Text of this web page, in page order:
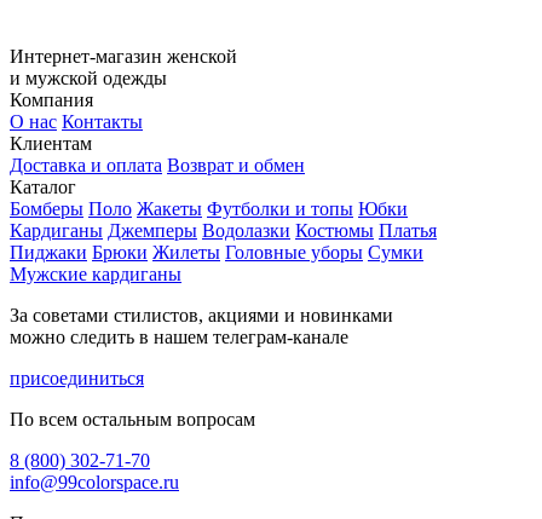
Интернет-магазин женской
и мужской одежды
Компания
О нас Контакты
Клиентам
Доставка и оплата Возврат и обмен
Каталог
Бомберы Поло Жакеты Футболки и топы Юбки
Кардиганы Джемперы Водолазки Костюмы Платья
Пиджаки Брюки Жилеты Головные уборы Сумки
Мужские кардиганы
За советами стилистов, акциями и новинками
можно следить в нашем телеграм-канале
присоединиться
По всем остальным вопросам
8 (800) 302-71-70
info@99colorspace.ru